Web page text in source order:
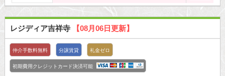
レジディア吉祥寺 【08月06日更新】
仲介手数料無料 分譲賃貸 礼金ゼロ
初期費用クレジットカード決済可能